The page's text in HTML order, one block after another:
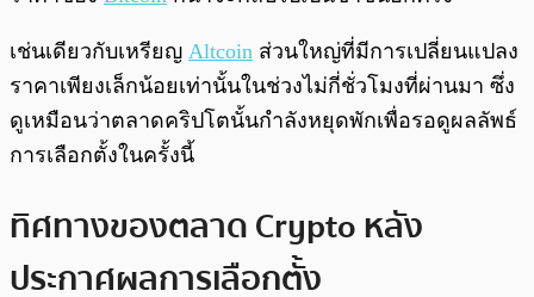
เช่นเดียวกับเหรียญ Altcoin ส่วนใหญ่ที่มีการเปลี่ยนแปลง
ราคาเพียงเล็กน้อยเท่านั้นในช่วงไม่กี่ชั่วโมงที่ผ่านมา ซึ่ง
ดูเหมือนว่าตลาดคริปโตนั้นกำลังหยุดพักเพื่อรอดูผลลัพธ์
การเลือกตั้งในครั้งนี้
ทิศทางของตลาด Crypto หลัง
ประกาศผลการเลือกตั้ง